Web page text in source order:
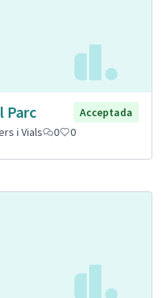
Parc
Acceptada
i Vials 0 0